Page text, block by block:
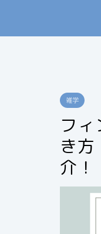
雑学
フ
き
介！